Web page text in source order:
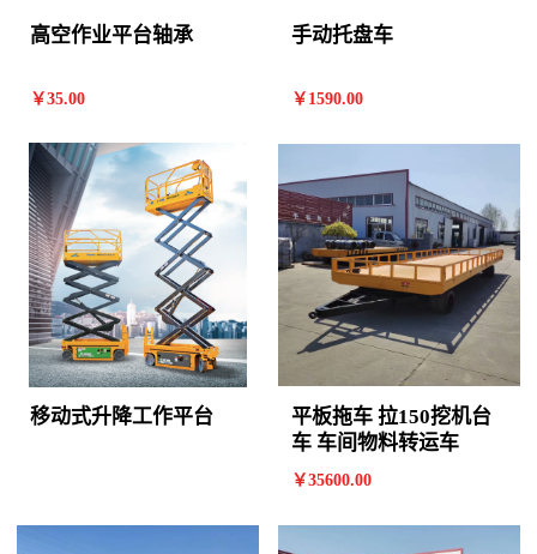
高空作业平台轴承
￥35.00
手动托盘车
￥ 1590.00
移动式升降工作平台
平板拖车 拉150挖机台
车 车间物料转运车
￥35600.00